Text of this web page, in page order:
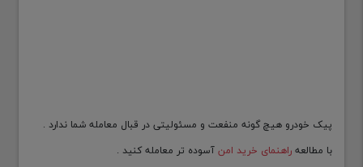
پیک خودرو هیچ گونه منفعت و مسئولیتی در قبال معامله شما ندارد .
با مطالعهراهنمای خرید امنآسوده تر معامله کنید .